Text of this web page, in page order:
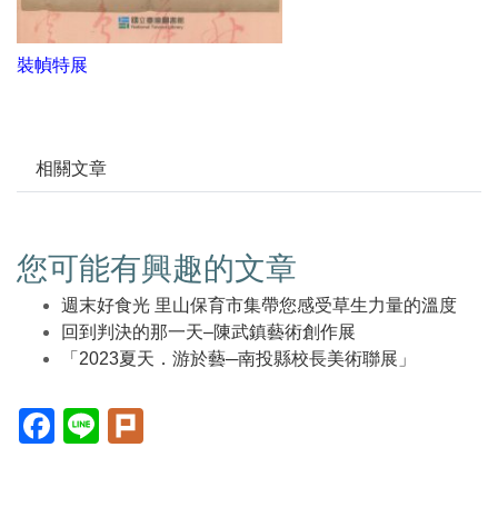
裝幀特展
相關文章
您可能有興趣的文章
週末好食光 里山保育市集帶您感受草生力量的溫度
回到判決的那一天–陳武鎮藝術創作展
「2023夏天．游於藝─南投縣校長美術聯展」
Facebook(另
開
Line(另
開